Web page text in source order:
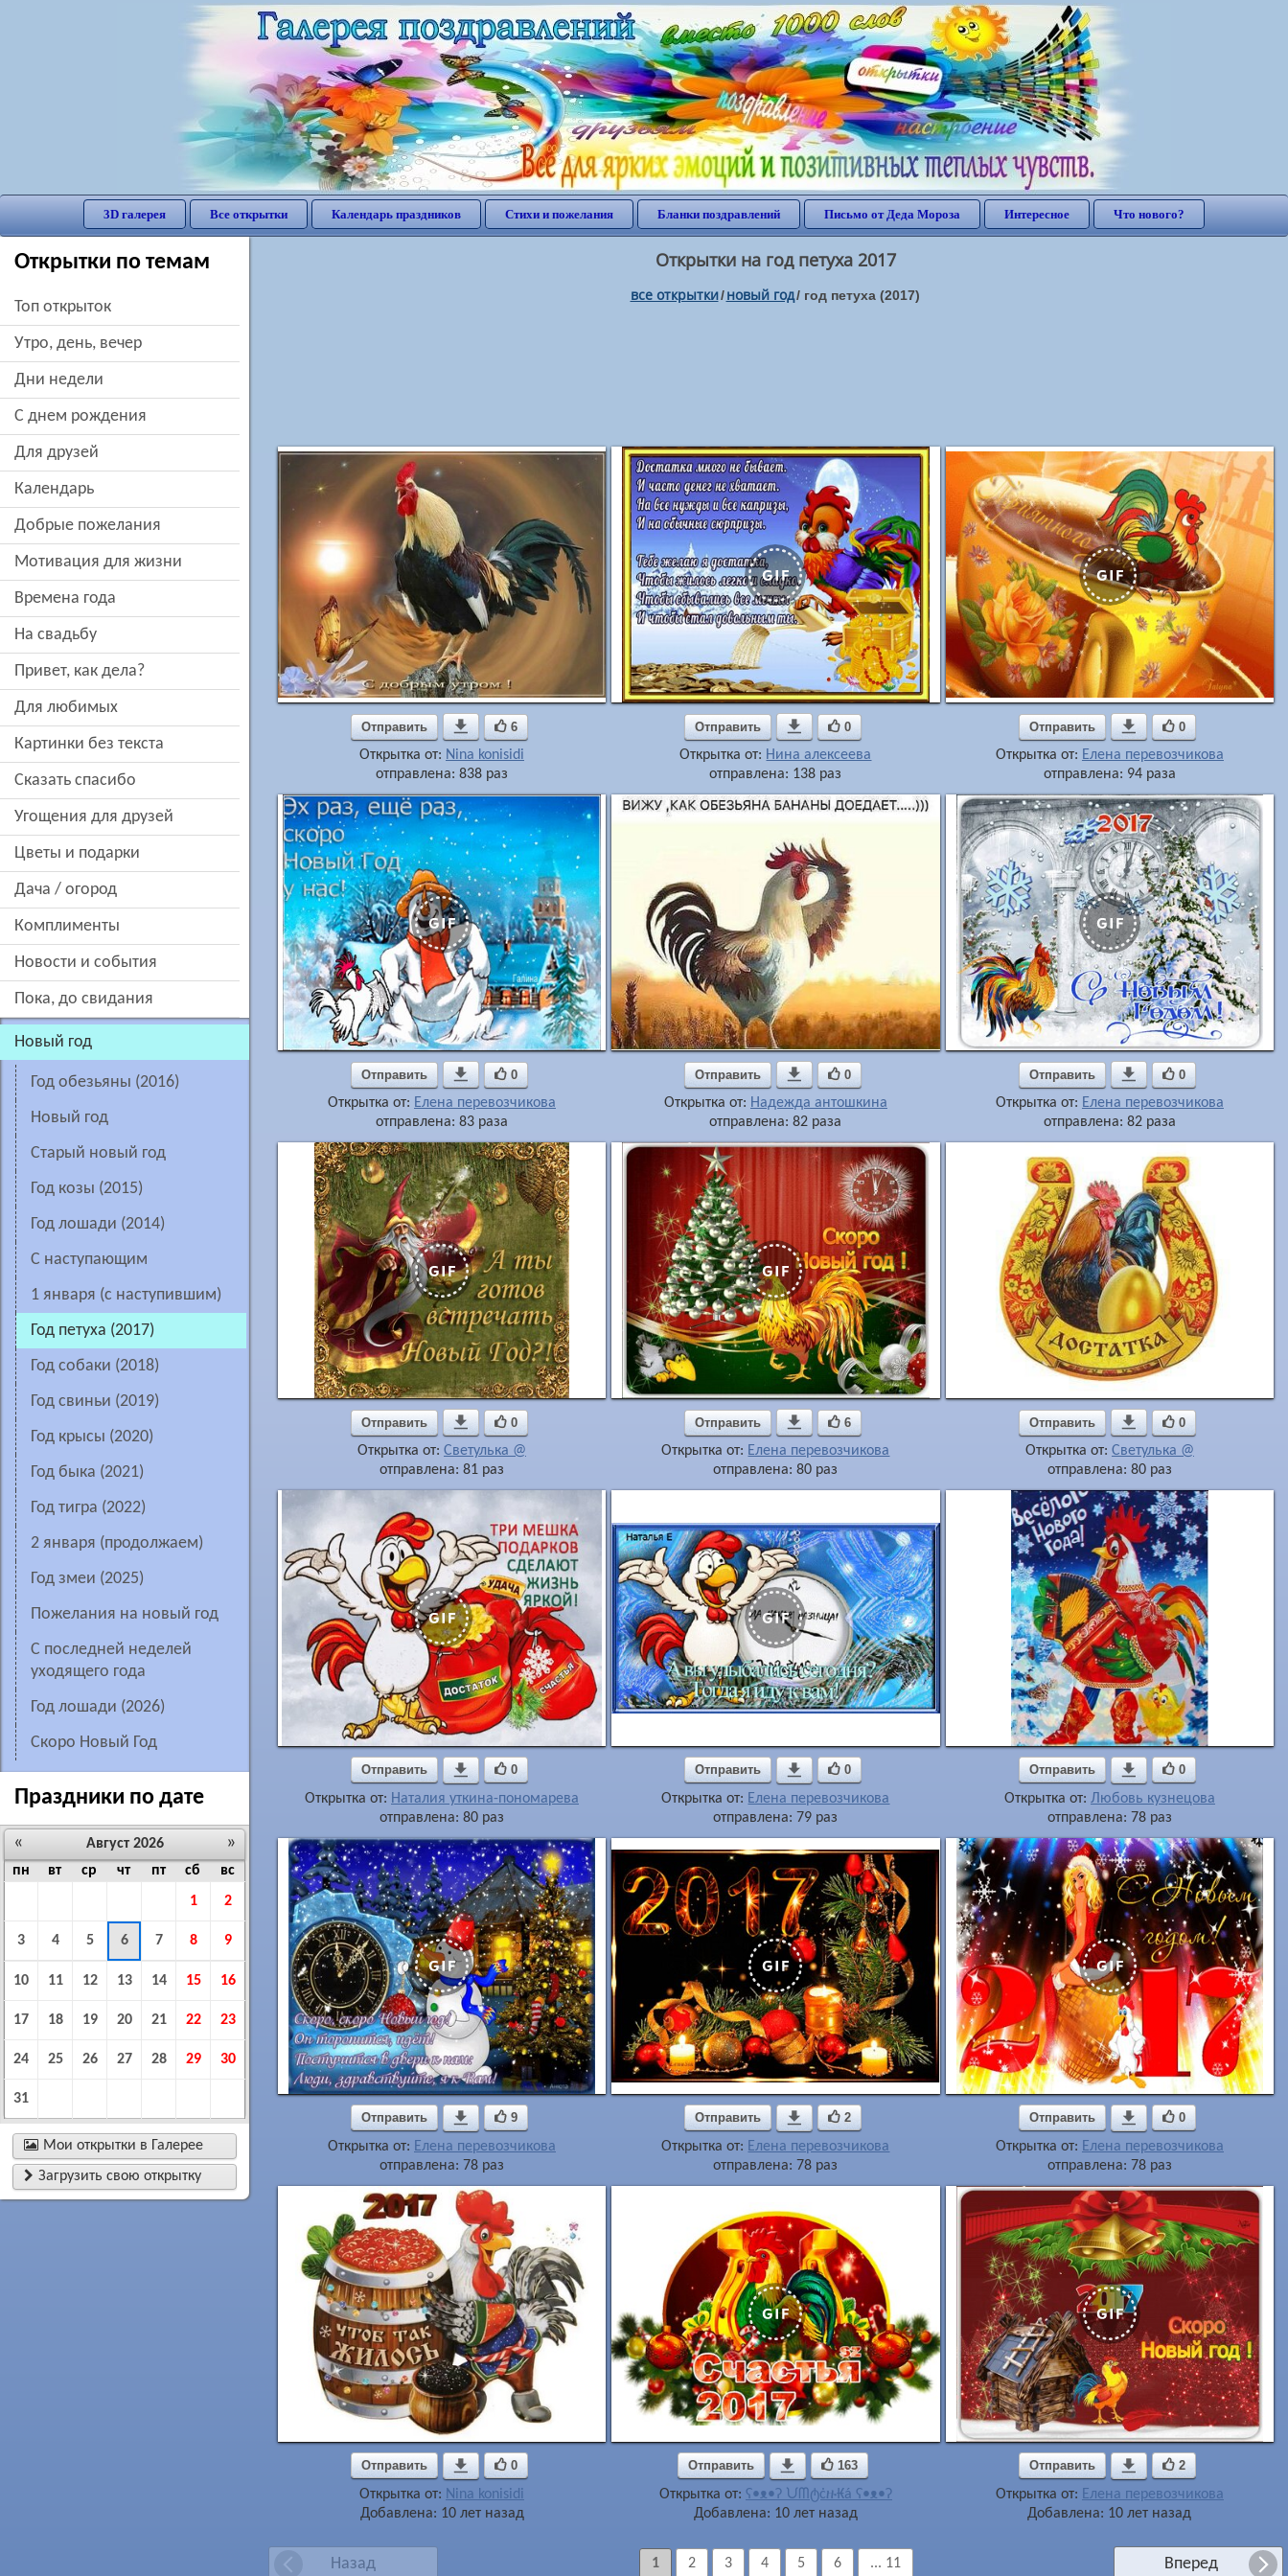
3D галерея Все открытки Календарь праздников Стихи и пожелания Бланки поздравлений Письмо от Деда Мороза Интересное Что нового?
Открытки по темам
Топ открыток
утро, день, вечер
дни недели
c днем рождения
для друзей
Календарь
добрые пожелания
мотивация для жизни
времена года
на свадьбу
привет, как дела?
для любимых
картинки без текста
сказать спасибо
угощения для друзей
цветы и подарки
дача / огород
комплименты
новости и события
пока, до свидания
новый год
год обезьяны (2016)
новый год
старый новый год
год козы (2015)
год лошади (2014)
с наступающим
1 января (с наступившим)
год петуха (2017)
год собаки (2018)
год свиньи (2019)
год крысы (2020)
год быка (2021)
год тигра (2022)
2 января (продолжаем)
год змеи (2025)
пожелания на новый год
С последней неделей
уходящего года
год лошади (2026)
Скоро Новый Год
Праздники по дате
« »
Август 2026
пн
вт ср чт пт сб
вс
1
2
3 4 5 6 7 8 9
10 11 12 13 14 15 16
17 18 19 20 21 22 23
24 25 26 27 28 29 30
31
 Мои открытки в Галерее
 Загрузить свою открытку
Открытки на год петуха 2017
все открытки/ новый год/ год петуха (2017)
Отправить  6
Открытка от: Nina konisidi
отправлена: 838 раз
Отправить  0
Открытка от: Нина алексеева
отправлена: 138 раз
Отправить  0
Открытка от: Елена перевозчикова
отправлена: 94 раза
Отправить  0
Открытка от: Елена перевозчикова
отправлена: 83 раза
Отправить  0
Открытка от: Надежда антошкина
отправлена: 82 раза
Отправить  0
Открытка от: Елена перевозчикова
отправлена: 82 раза
Отправить  0
Открытка от: Светулька @
отправлена: 81 раз
Отправить  6
Открытка от: Елена перевозчикова
отправлена: 80 раз
Отправить  0
Открытка от: Светулька @
отправлена: 80 раз
Отправить  0
Открытка от: Наталия уткина-пономарева
отправлена: 80 раз
Отправить  0
Открытка от: Елена перевозчикова
отправлена: 79 раз
Отправить  0
Открытка от: Любовь кузнецова
отправлена: 78 раз
Отправить  9
Открытка от: Елена перевозчикова
отправлена: 78 раз
Отправить  2
Открытка от: Елена перевозчикова
отправлена: 78 раз
Отправить  0
Открытка от: Елена перевозчикова
отправлена: 78 раз
Отправить  0
Открытка от: Nina konisidi
Добавлена: 10 лет назад
Отправить  163
Открытка от: ʕ•ᴥ•ʔ ᙀᗰტċዙ₭á ʕ•ᴥ•ʔ
Добавлена: 10 лет назад
Отправить  2
Открытка от: Елена перевозчикова
Добавлена: 10 лет назад
Назад Вперед
1 2 3 4 5 6 ... 11